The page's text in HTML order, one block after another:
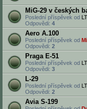
MiG-29 v českých
Poslední příspěvek od
Odpovědi: 4
Aero A.100
Poslední příspěvek od
Odpovědi: 2
Praga E-51
Poslední příspěvek od
Odpovědi: 3
L-29
Poslední příspěvek od
Odpovědi: 2
Avia S-199